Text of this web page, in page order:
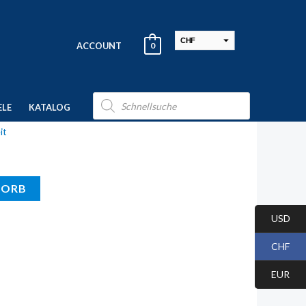
ACCOUNT 0
CHF
KATALOG
Products
search
USD
CHF
EUR